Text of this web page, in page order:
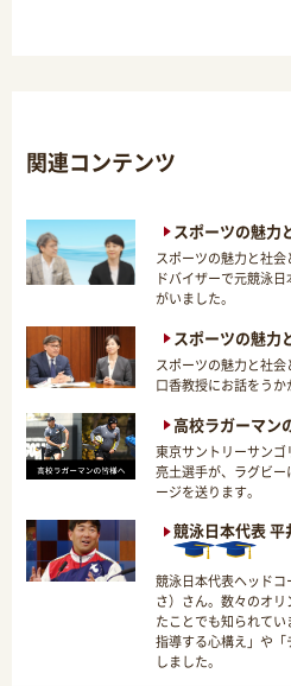
関連コンテンツ
スポーツの魅力
スポーツの魅力と社
ドバイザーで元競泳
がいました。
スポーツの魅力
スポーツの魅力と社
口香教授にお話をうか
高校ラガーマン
東京サントリーサン
亮土選手が、ラグビ
ージを送ります。
競泳日本代表 平
競泳日本代表ヘッド
さ）さん。数々のオ
たことでも知られて
指導する心構え」や
しました。